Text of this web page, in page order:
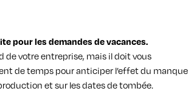
pour les demandes de vacances.
de votre entreprise, mais il doit vous
de temps pour anticiper l’effet du manque
et sur les dates de tombée.